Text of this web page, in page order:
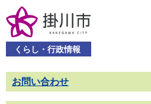
くらし・行政情報
お問い合わせ